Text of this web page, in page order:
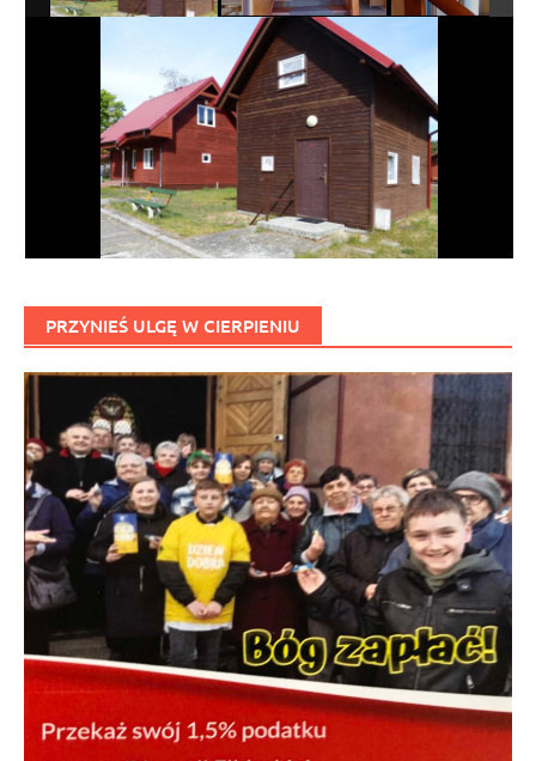
PRZYNIEŚ ULGĘ W CIERPIENIU